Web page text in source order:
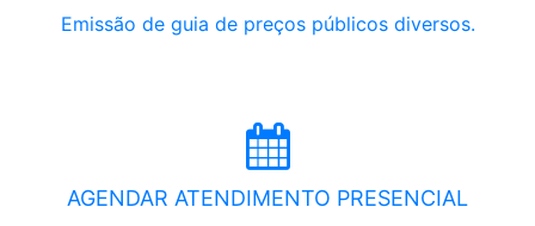
Emissão de guia de preços públicos diversos.
AGENDAR ATENDIMENTO PRESENCIAL